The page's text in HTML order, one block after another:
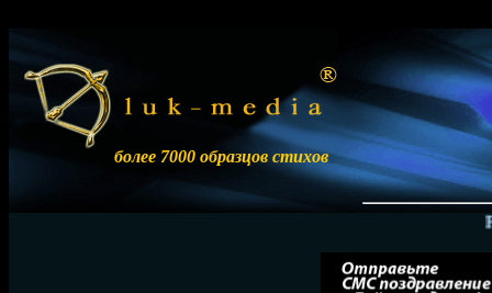
более 7000 образцов стихов